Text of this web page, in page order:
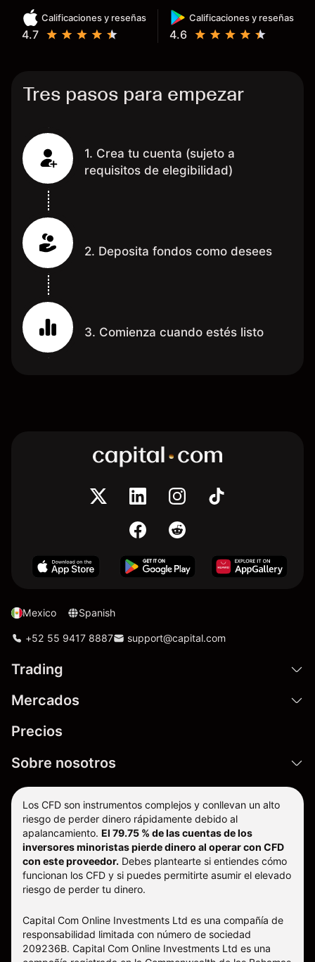
Mientras más activo seas, más
dinero te reembolsa. Muchas
Calificaciones y reseñas
4.7
Calificaciones y reseñas
4.6
Tres pasos para empezar
1. Crea tu cuenta (sujeto a
requisitos de elegibilidad)
2. Deposita fondos como desees
3. Comienza cuando estés listo
Mexico Spanish
+52 55 9417 8887 support@capital.com
Trading
Mercados
Precios
Sobre nosotros
Los CFD son instrumentos complejos y conllevan un alto
riesgo de perder dinero rápidamente debido al
apalancamiento. El 79.75 % de las cuentas de los
inversores minoristas pierde dinero al operar con CFD
con este proveedor. Debes plantearte si entiendes cómo
funcionan los CFD y si puedes permitirte asumir el elevado
riesgo de perder tu dinero.
Capital Com Online Investments Ltd es una compañía de
responsabilidad limitada con número de sociedad
209236B. Capital Com Online Investments Ltd es una